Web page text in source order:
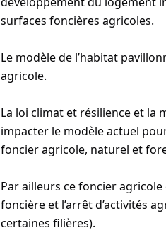
surfaces foncières agricoles.
Le modèle de l’habitat
agricole.
La loi climat et résilience et la
impacter le modèle actuel
foncier agricole, naturel et
Par ailleurs ce foncier
foncière et l’arrêt d’activités
certaines filières).